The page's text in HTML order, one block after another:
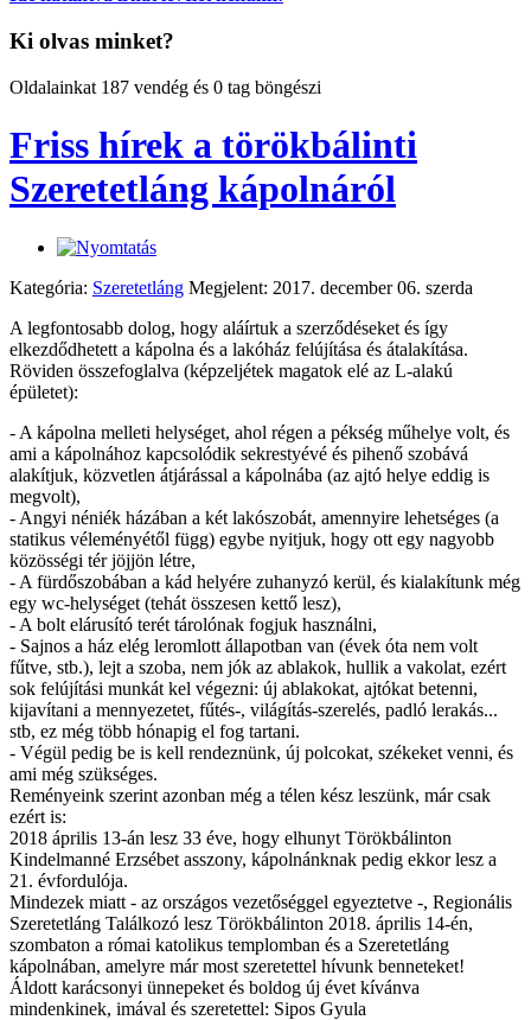
Ki olvas minket?
Oldalainkat 187 vendég és 0 tag böngészi
Friss hírek a törökbálinti
Szeretetláng kápolnáról
Kategória: Szeretetláng Megjelent: 2017. december 06. szerda
A legfontosabb dolog, hogy aláírtuk a szerződéseket és így
elkezdődhetett a kápolna és a lakóház felújítása és átalakítása.
Röviden összefoglalva (képzeljétek magatok elé az L-alakú
épületet):
- A kápolna melleti helységet, ahol régen a pékség műhelye volt, és
ami a kápolnához kapcsolódik sekrestyévé és pihenő szobává
alakítjuk, közvetlen átjárással a kápolnába (az ajtó helye eddig is
megvolt),
- Angyi néniék házában a két lakószobát, amennyire lehetséges (a
statikus véleményétől függ) egybe nyitjuk, hogy ott egy nagyobb
közösségi tér jöjjön létre,
- A fürdőszobában a kád helyére zuhanyzó kerül, és kialakítunk még
egy wc-helységet (tehát összesen kettő lesz),
- A bolt elárusító terét tárolónak fogjuk használni,
- Sajnos a ház elég leromlott állapotban van (évek óta nem volt
fűtve, stb.), lejt a szoba, nem jók az ablakok, hullik a vakolat, ezért
sok felújítási munkát kel végezni: új ablakokat, ajtókat betenni,
kijavítani a mennyezetet, fűtés-, világítás-szerelés, padló lerakás...
stb, ez még több hónapig el fog tartani.
- Végül pedig be is kell rendeznünk, új polcokat, székeket venni, és
ami még szükséges.
Reményeink szerint azonban még a télen kész leszünk, már csak
ezért is:
2018 április 13-án lesz 33 éve, hogy elhunyt Törökbálinton
Kindelmanné Erzsébet asszony, kápolnánknak pedig ekkor lesz a
21. évfordulója.
Mindezek miatt - az országos vezetőséggel egyeztetve -, Regionális
Szeretetláng Találkozó lesz Törökbálinton 2018. április 14-én,
szombaton a római katolikus templomban és a Szeretetláng
kápolnában, amelyre már most szeretettel hívunk benneteket!
Áldott karácsonyi ünnepeket és boldog új évet kívánva
mindenkinek, imával és szeretettel: Sipos Gyula